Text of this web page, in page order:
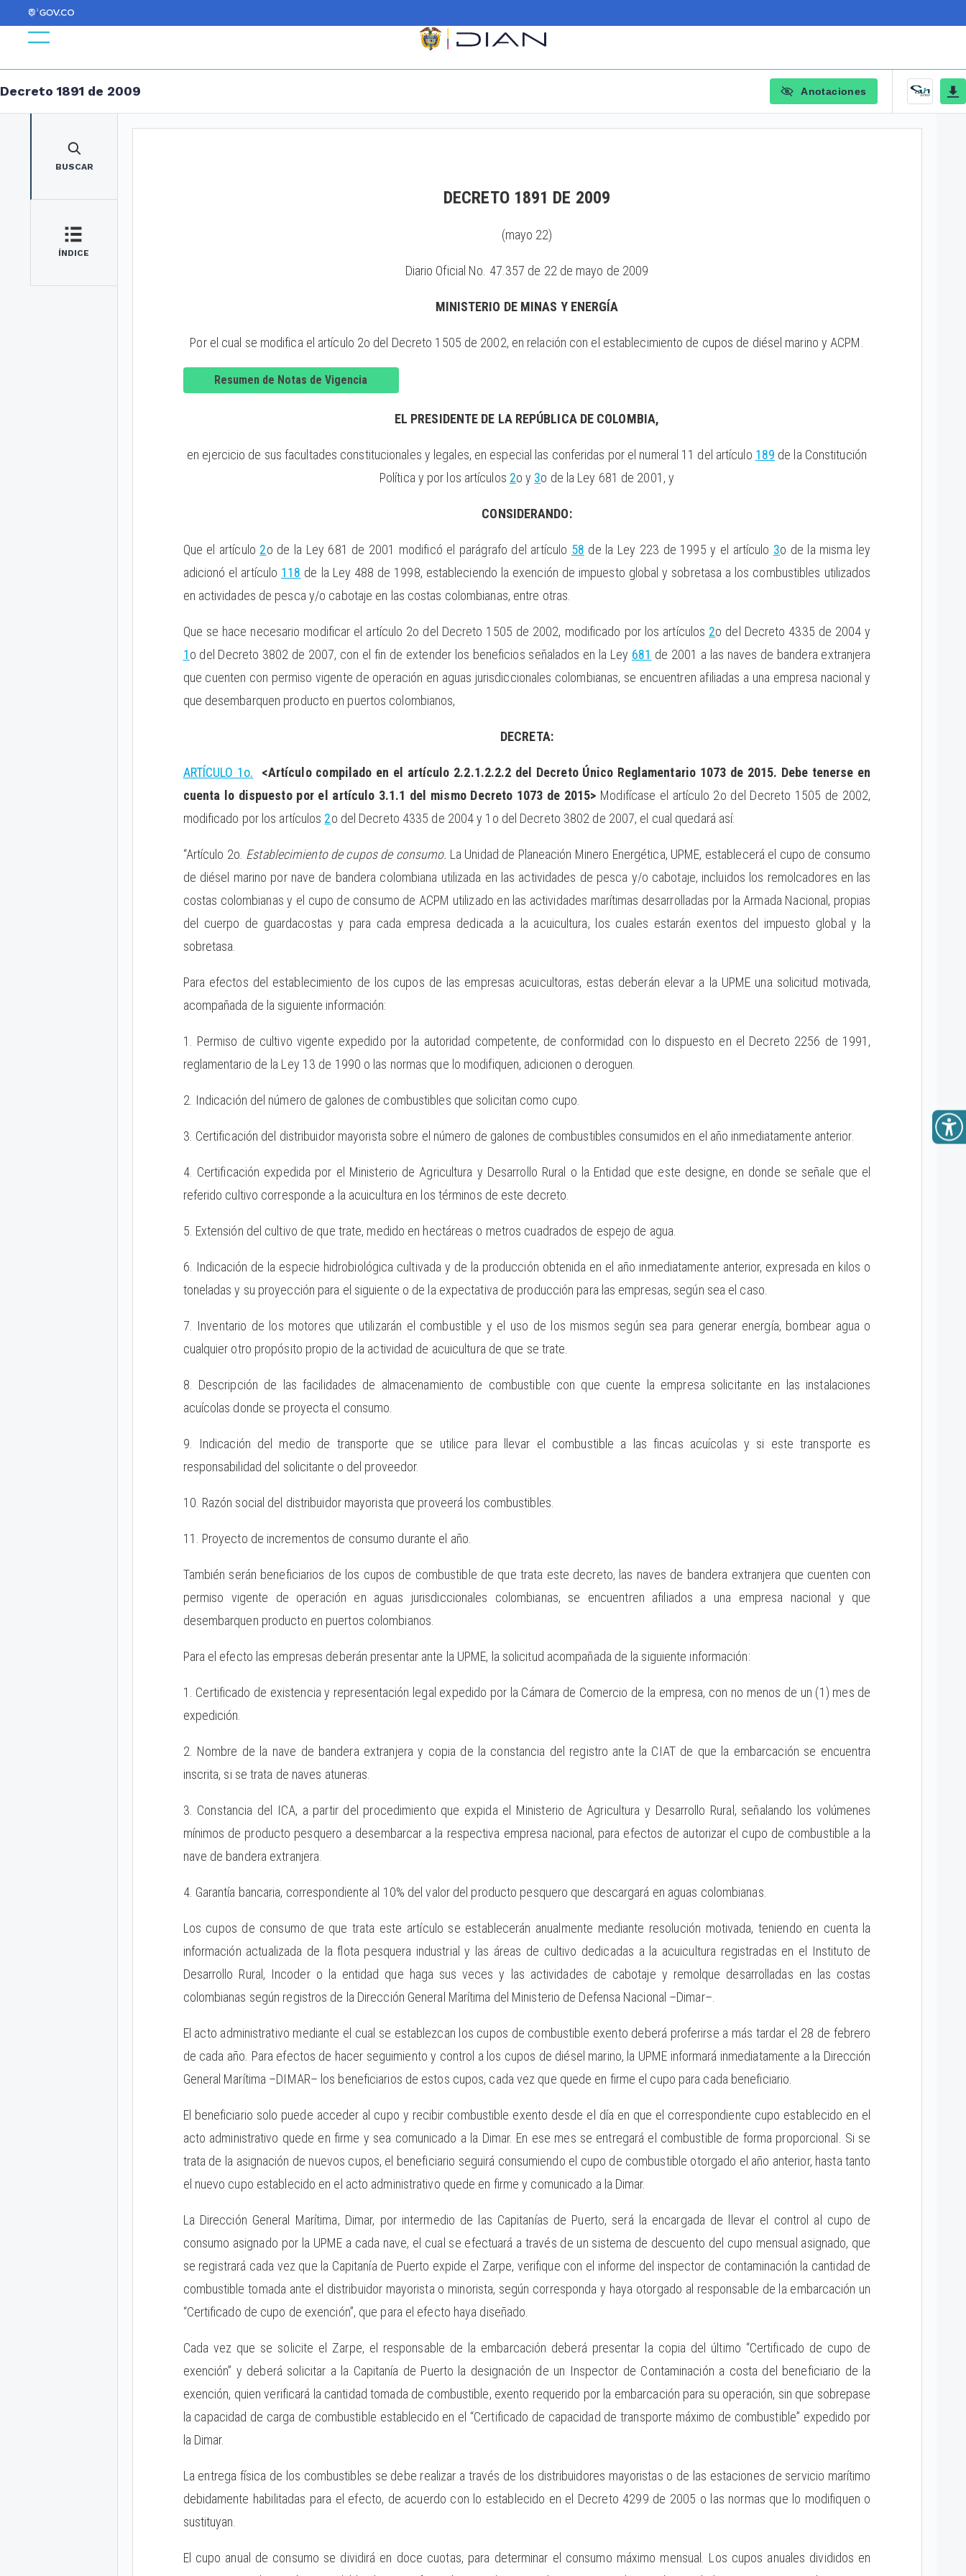
Decreto 1891 de 2009 Anotaciones
BUSCAR
ÍNDICE
DECRETO 1891 DE 2009
(mayo 22)
Diario Oficial No. 47.357 de 22 de mayo de 2009
MINISTERIO DE MINAS Y ENERGÍA
Por el cual se modifica el artículo 2o del Decreto 1505 de 2002, en relación con el establecimiento de cupos de diésel marino y ACPM.
Resumen de Notas de Vigencia
EL PRESIDENTE DE LA REPÚBLICA DE COLOMBIA,
en ejercicio de sus facultades constitucionales y legales, en especial las conferidas por el numeral 11 del artículo 189 de la Constitución
Política y por los artículos 2o y 3o de la Ley 681 de 2001, y
CONSIDERANDO:
Que el artículo 2o de la Ley 681 de 2001 modificó el parágrafo del artículo 58 de la Ley 223 de 1995 y el artículo 3o de la misma ley
adicionó el artículo 118 de la Ley 488 de 1998, estableciendo la exención de impuesto global y sobretasa a los combustibles utilizados
en actividades de pesca y/o cabotaje en las costas colombianas, entre otras.
Que se hace necesario modificar el artículo 2o del Decreto 1505 de 2002, modificado por los artículos 2o del Decreto 4335 de 2004 y
1o del Decreto 3802 de 2007, con el fin de extender los beneficios señalados en la Ley 681 de 2001 a las naves de bandera extranjera
que cuenten con permiso vigente de operación en aguas jurisdiccionales colombianas, se encuentren afiliadas a una empresa nacional y
que desembarquen producto en puertos colombianos,
DECRETA:
ARTÍCULO 1o.
<Artículo compilado en el artículo 2.2.1.2.2.2 del Decreto Único Reglamentario 1073 de 2015. Debe tenerse en
cuenta lo dispuesto por el artículo 3.1.1 del mismo Decreto 1073 de 2015> Modifícase el artículo 2o del Decreto 1505 de 2002,
modificado por los artículos 2o del Decreto 4335 de 2004 y 1o del Decreto 3802 de 2007, el cual quedará así:
“Artículo 2o. Establecimiento de cupos de consumo. La Unidad de Planeación Minero Energética, UPME, establecerá el cupo de consumo
de diésel marino por nave de bandera colombiana utilizada en las actividades de pesca y/o cabotaje, incluidos los remolcadores en las
costas colombianas y el cupo de consumo de ACPM utilizado en las actividades marítimas desarrolladas por la Armada Nacional, propias
del cuerpo de guardacostas y para cada empresa dedicada a la acuicultura, los cuales estarán exentos del impuesto global y la
sobretasa.
Para efectos del establecimiento de los cupos de las empresas acuicultoras, estas deberán elevar a la UPME una solicitud motivada,
acompañada de la siguiente información:
1. Permiso de cultivo vigente expedido por la autoridad competente, de conformidad con lo dispuesto en el Decreto 2256 de 1991,
reglamentario de la Ley 13 de 1990 o las normas que lo modifiquen, adicionen o deroguen.
2. Indicación del número de galones de combustibles que solicitan como cupo.
3. Certificación del distribuidor mayorista sobre el número de galones de combustibles consumidos en el año inmediatamente anterior.
4. Certificación expedida por el Ministerio de Agricultura y Desarrollo Rural o la Entidad que este designe, en donde se señale que el
referido cultivo corresponde a la acuicultura en los términos de este decreto.
5. Extensión del cultivo de que trate, medido en hectáreas o metros cuadrados de espejo de agua.
6. Indicación de la especie hidrobiológica cultivada y de la producción obtenida en el año inmediatamente anterior, expresada en kilos o
toneladas y su proyección para el siguiente o de la expectativa de producción para las empresas, según sea el caso.
7. Inventario de los motores que utilizarán el combustible y el uso de los mismos según sea para generar energía, bombear agua o
cualquier otro propósito propio de la actividad de acuicultura de que se trate.
8. Descripción de las facilidades de almacenamiento de combustible con que cuente la empresa solicitante en las instalaciones
acuícolas donde se proyecta el consumo.
9. Indicación del medio de transporte que se utilice para llevar el combustible a las fincas acuícolas y si este transporte es
responsabilidad del solicitante o del proveedor.
10. Razón social del distribuidor mayorista que proveerá los combustibles.
11. Proyecto de incrementos de consumo durante el año.
También serán beneficiarios de los cupos de combustible de que trata este decreto, las naves de bandera extranjera que cuenten con
permiso vigente de operación en aguas jurisdiccionales colombianas, se encuentren afiliados a una empresa nacional y que
desembarquen producto en puertos colombianos.
Para el efecto las empresas deberán presentar ante la UPME, la solicitud acompañada de la siguiente información:
1. Certificado de existencia y representación legal expedido por la Cámara de Comercio de la empresa, con no menos de un (1) mes de
expedición.
2. Nombre de la nave de bandera extranjera y copia de la constancia del registro ante la CIAT de que la embarcación se encuentra
inscrita, si se trata de naves atuneras.
3. Constancia del ICA, a partir del procedimiento que expida el Ministerio de Agricultura y Desarrollo Rural, señalando los volúmenes
mínimos de producto pesquero a desembarcar a la respectiva empresa nacional, para efectos de autorizar el cupo de combustible a la
nave de bandera extranjera.
4. Garantía bancaria, correspondiente al 10% del valor del producto pesquero que descargará en aguas colombianas.
Los cupos de consumo de que trata este artículo se establecerán anualmente mediante resolución motivada, teniendo en cuenta la
información actualizada de la flota pesquera industrial y las áreas de cultivo dedicadas a la acuicultura registradas en el Instituto de
Desarrollo Rural, Incoder o la entidad que haga sus veces y las actividades de cabotaje y remolque desarrolladas en las costas
colombianas según registros de la Dirección General Marítima del Ministerio de Defensa Nacional –Dimar–.
El acto administrativo mediante el cual se establezcan los cupos de combustible exento deberá proferirse a más tardar el 28 de febrero
de cada año. Para efectos de hacer seguimiento y control a los cupos de diésel marino, la UPME informará inmediatamente a la Dirección
General Marítima –DIMAR– los beneficiarios de estos cupos, cada vez que quede en firme el cupo para cada beneficiario.
El beneficiario solo puede acceder al cupo y recibir combustible exento desde el día en que el correspondiente cupo establecido en el
acto administrativo quede en firme y sea comunicado a la Dimar. En ese mes se entregará el combustible de forma proporcional. Si se
trata de la asignación de nuevos cupos, el beneficiario seguirá consumiendo el cupo de combustible otorgado el año anterior, hasta tanto
el nuevo cupo establecido en el acto administrativo quede en firme y comunicado a la Dimar.
La Dirección General Marítima, Dimar, por intermedio de las Capitanías de Puerto, será la encargada de llevar el control al cupo de
consumo asignado por la UPME a cada nave, el cual se efectuará a través de un sistema de descuento del cupo mensual asignado, que
se registrará cada vez que la Capitanía de Puerto expide el Zarpe, verifique con el informe del inspector de contaminación la cantidad de
combustible tomada ante el distribuidor mayorista o minorista, según corresponda y haya otorgado al responsable de la embarcación un
“Certificado de cupo de exención”, que para el efecto haya diseñado.
Cada vez que se solicite el Zarpe, el responsable de la embarcación deberá presentar la copia del último “Certificado de cupo de
exención” y deberá solicitar a la Capitanía de Puerto la designación de un Inspector de Contaminación a costa del beneficiario de la
exención, quien verificará la cantidad tomada de combustible, exento requerido por la embarcación para su operación, sin que sobrepase
la capacidad de carga de combustible establecido en el “Certificado de capacidad de transporte máximo de combustible” expedido por
la Dimar.
La entrega física de los combustibles se debe realizar a través de los distribuidores mayoristas o de las estaciones de servicio marítimo
debidamente habilitadas para el efecto, de acuerdo con lo establecido en el Decreto 4299 de 2005 o las normas que lo modifiquen o
sustituyan.
El cupo anual de consumo se dividirá en doce cuotas, para determinar el consumo máximo mensual. Los cupos anuales divididos en